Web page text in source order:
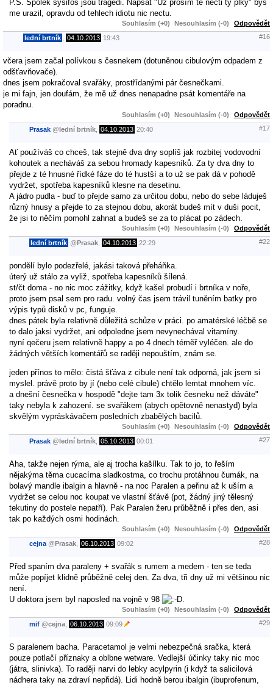
P.S. Spolek sysifos jsou tragedi. Napsat "Už prosím tě nečti ty plky" bys
me urazil, opravdu od tehlech idiotu nic nectu.
Souhlasím (+0) Nesouhlasím (-0) Odpovědět
lední brtník 04.10.2013 19:43 #16
včera jsem začal polívkou s česnekem (dotuněnou cibulovým odpadem z
odšťavňovače).
dnes jsem pokračoval svařáky, prostřídanými pár česnečkami.
je mi fajn, jen doufám, že mě už dnes nenapadne psát komentáře na
poradnu.
Souhlasím (+0) Nesouhlasím (-0) Odpovědět
Prasak @lední brtník 04.10.2013 20:40 #17
Ať používáš co chceš, tak stejně dva dny soplíš jak rozbitej vodovodní
kohoutek a necháváš za sebou hromady kapesníků. Za ty dva dny to
přejde z té hnusné řídké fáze do té hustší a to už se pak dá v pohodě
vydržet, spotřeba kapesníků klesne na desetinu.
A jádro pudla - buď to přejde samo za určitou dobu, nebo do sebe láduješ
různý hnusy a přejde to za stejnou dobu, akorát budeš mít v duši pocit,
že jsi to něčím pomohl zahnat a budeš se za to plácat po zádech.
Souhlasím (+0) Nesouhlasím (-0) Odpovědět
lední brtník @Prasak 04.10.2013 22:29 #22
pondělí bylo podezřelé, jakási taková přeháňka.
úterý už stálo za vyliž, spotřeba kapesníků šílená.
st/čt doma - no nic moc zážitky, když kašel probudí i brtníka v noře,
proto jsem psal sem pro radu. volný čas jsem trávil tuněním batky pro
výpis typů disků v pc, funguje.
dnes pátek byla relativně důležitá schůze v práci. po amatérské léčbě se
to dalo jaksi vydržet, ani odpoledne jsem nevynechával vitamíny.
nyní qečeru jsem relativně happy a po 4 dnech téměř vyléčen. ale do
žádných větších komentářů se raději nepouštím, znám se.
jeden přínos to mělo: čistá šťáva z cibule není tak odporná, jak jsem si
myslel. právě proto by jí (nebo celé cibule) chtělo lemtat mnohem víc.
a dnešní česnečka v hospodě "dejte tam 3x tolik česneku než dáváte"
taky nebyla k zahození. se svařákem (abych opětovně nenastyd) byla
skvělým vypráskávačem posledních zbabělých bacilů.
Souhlasím (+0) Nesouhlasím (-0) Odpovědět
Prasak @lední brtník 05.10.2013 00:01 #27
Aha, takže nejen rýma, ale aj trocha kašílku. Tak to jo, to řeším
nějakýma těma cucacíma sladkostma, co trochu protáhnou čumák, na
bolavý mandle ibalgin a hlavně - na noc Paralen a peřinu až k uším a
vydržet se celou noc koupat ve vlastní šťávě (pot, žádný jiný tělesný
tekutiny do postele nepatří). Pak Paralen žeru průběžně i přes den, asi
tak po každých osmi hodinách.
Souhlasím (+0) Nesouhlasím (-0) Odpovědět
cejna @Prasak 06.10.2013 09:02 #28
Před spaním dva paraleny + svařák s rumem a medem - ten se teda
může popíjet klidně průběžně celej den. Za dva, tři dny už mi většinou nic
není.
U doktora jsem byl naposled na vojně v 98
Souhlasím (+0) Nesouhlasím (-0) Odpovědět
mif @cejna 06.10.2013 09:09 #29
S paralenem bacha. Paracetamol je velmi nebezpečná sračka, která
pouze potlačí příznaky a oblbne wetware. Vedlejší účinky taky nic moc
(játra, slinivka). To raději narvi do lebky acylpyrin (i když ta salicilová
nádhera taky na zdraví nepřidá). Lidi hodně berou ibalgin (ibuprofenum,